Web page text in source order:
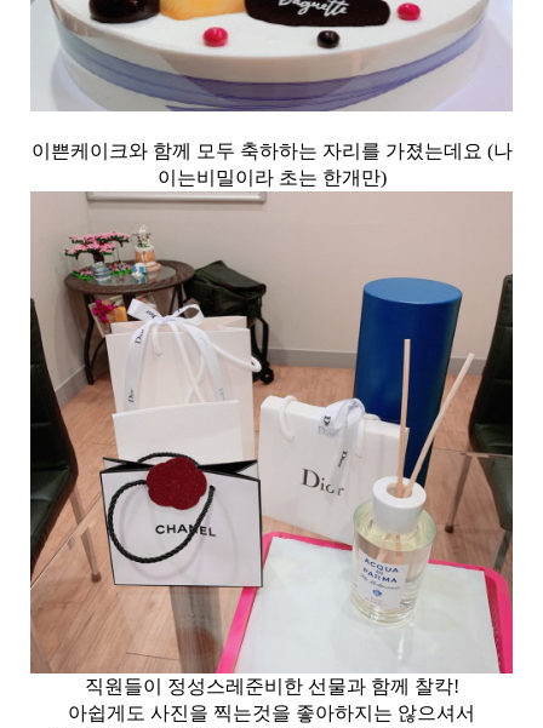
이쁜케이크와 함께 모두 축하하는 자리를 가졌는데요 (나
이는비밀이라 초는 한개만)
직원들이 정성스레준비한 선물과 함께 찰칵!
아쉽게도 사진을 찍는것을 좋아하지는 않으셔서